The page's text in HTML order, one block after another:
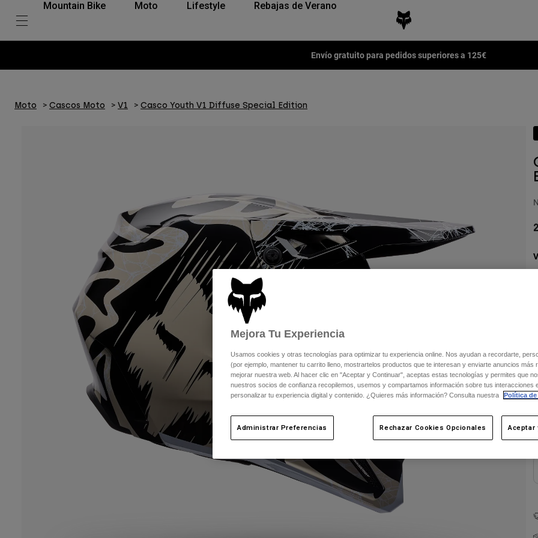
Mountain Bike Moto Lifestyle Rebajas de Verano
Paga en 3 pagos sin intereses con Klarna
Moto Cascos Moto V1 Casco Youth V1 Diffuse Special Edition
Mejora Tu Experiencia
Usamos cookies y otras tecnologías para optimizar tu experiencia online. Nos ayudan a recordarte,
(por ejemplo, mantener tu carrito lleno, mostrartelos productos que te interesan y enviarte anuncios más
mejorar nuestra web. Al hacer clic en "Aceptar y Continuar", aceptas estas tecnologías y permites que
nuestros socios de confianza recopilemos, usemos y compartamos información sobre tus interacciones
personalizar tu experiencia digital y contenido. ¿Quieres más información? Consulta nuestra
Política
Administrar Preferencias Rechazar Cookies Opcionales Aceptar